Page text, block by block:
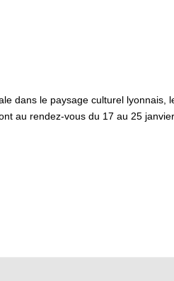
dans le paysage culturel
au rendez-vous du 17 au 25